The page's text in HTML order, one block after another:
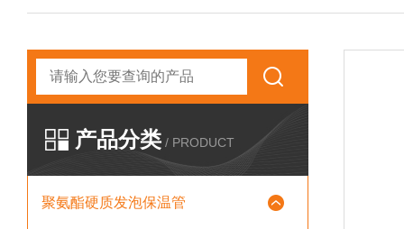
产品分类 / PRODUCT
聚氨酯硬质发泡保温管